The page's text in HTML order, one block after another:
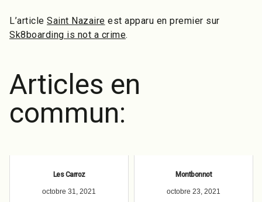
L’article Saint Nazaire est apparu en premier sur
Sk8boarding is not a crime.
Articles en
commun:
Les Carroz
octobre 31, 2021
Montbonnot
octobre 23, 2021